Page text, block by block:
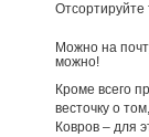
Отсортируйте
Можно на
можно!
Кроме всего
весточку о
Ковров – для